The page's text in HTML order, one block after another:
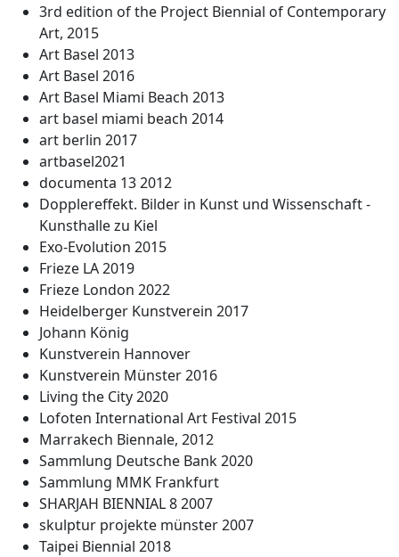
3rd edition of the Project Biennial of Contemporary
Art, 2015
Art Basel 2013
Art Basel 2016
Art Basel Miami Beach 2013
art basel miami beach 2014
art berlin 2017
artbasel2021
documenta 13 2012
Dopplereffekt. Bilder in Kunst und Wissenschaft -
Kunsthalle zu Kiel
Exo-Evolution 2015
Frieze LA 2019
Frieze London 2022
Heidelberger Kunstverein 2017
Johann König
Kunstverein Hannover
Kunstverein Münster 2016
Living the City 2020
Lofoten International Art Festival 2015
Marrakech Biennale, 2012
Sammlung Deutsche Bank 2020
Sammlung MMK Frankfurt
SHARJAH BIENNIAL 8 2007
skulptur projekte münster 2007
Taipei Biennial 2018